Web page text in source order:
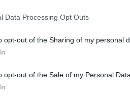
Data Processing Opt Outs
opt-out of the Sharing of my personal
opt-out of the Sale of my Personal Data.